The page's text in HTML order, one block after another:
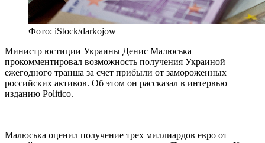
Фото: iStock/darkojow
Министр юстиции Украины Денис Малюська
прокомментировал возможность получения Украиной
ежегодного транша за счет прибыли от замороженных
российских активов. Об этом он рассказал в интервью
изданию Politico.
Малюська оценил получение трех миллиардов евро от